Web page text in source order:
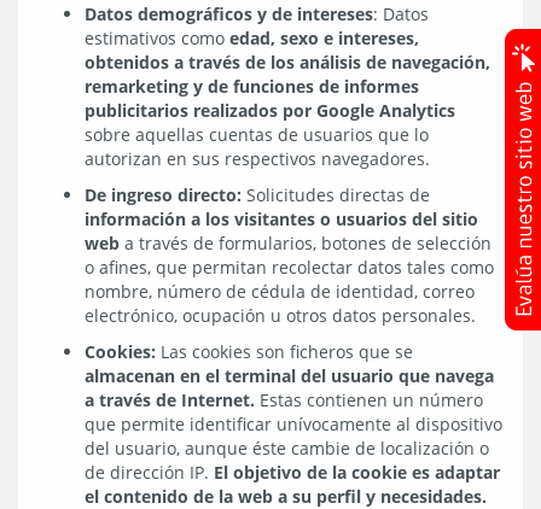
Datos demográficos y de intereses: Datos
estimativos como edad, sexo e intereses,
obtenidos a través de los análisis de navegación,
remarketing y de funciones de informes
publicitarios realizados por Google Analytics
sobre aquellas cuentas de usuarios que lo
autorizan en sus respectivos navegadores.
De ingreso directo: Solicitudes directas de
información a los visitantes o usuarios del sitio
web a través de formularios, botones de selección
o afines, que permitan recolectar datos tales como
nombre, número de cédula de identidad, correo
electrónico, ocupación u otros datos personales.
Cookies: Las cookies son ficheros que se
almacenan en el terminal del usuario que navega
a través de Internet. Estas contienen un número
que permite identificar unívocamente al dispositivo
del usuario, aunque éste cambie de localización o
de dirección IP. El objetivo de la cookie es adaptar
el contenido de la web a su perfil y necesidades.